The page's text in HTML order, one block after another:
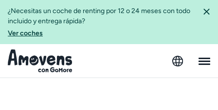
¿Necesitas un coche de renting por 12 o 24 meses con todo
incluido y entrega rápida?
Ver coches